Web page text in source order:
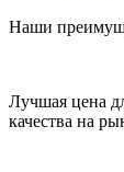
Наши
Лучшая цена
качества на